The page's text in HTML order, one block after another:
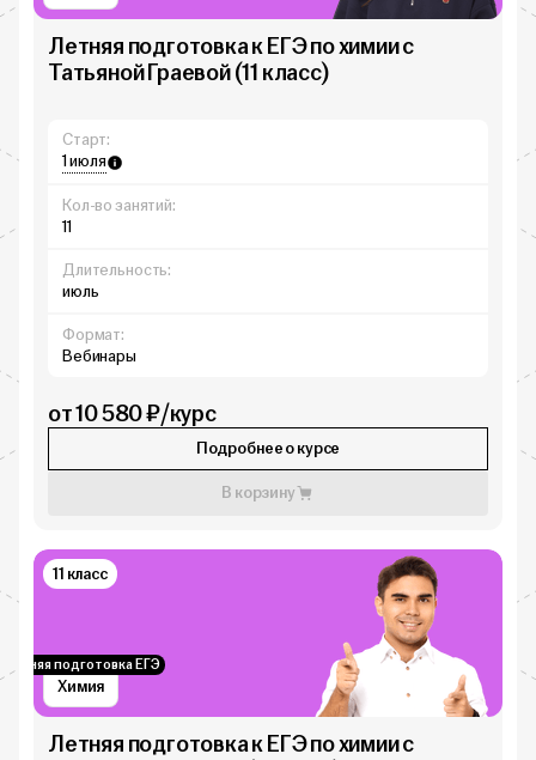
Летняя подготовка к ЕГЭ по химии с
Татьяной Граевой (11 класс)
Старт:
1 июля
Кол-во занятий:
11
Длительность:
июль
Формат:
Вебинары
от 10 580 ₽/курс
Подробнее о курсе
В корзину
Химия
Летняя подготовка ЕГЭ
11 класс
Летняя подготовка к ЕГЭ по химии с